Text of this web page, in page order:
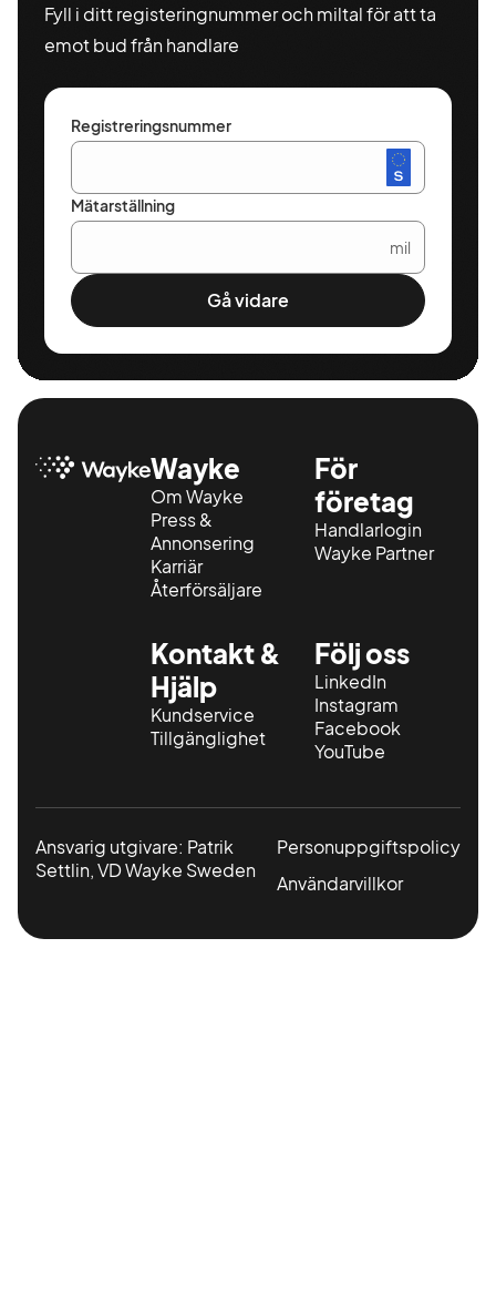
Fyll i ditt registeringnummer och miltal för att ta
emot bud från handlare
Registreringsnummer
Mätarställning
mil
Gå vidare
Wayke
Om Wayke
Press &
Annonsering
Karriär
Återförsäljare
För
företag
Handlarlogin
Wayke Partner
Kontakt &
Hjälp
Kundservice
Tillgänglighet
Följ oss
LinkedIn
Instagram
Facebook
YouTube
Ansvarig utgivare: Patrik
Settlin, VD Wayke Sweden
Personuppgiftspolicy
Användarvillkor